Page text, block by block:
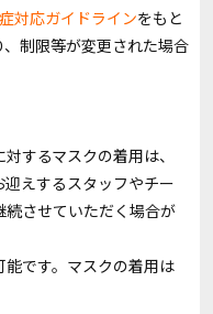
対応ガイドラインをもと
制限等が変更された場合
するマスクの着用は、
えするスタッフやチー
させていただく場合が
です。マスクの着用は